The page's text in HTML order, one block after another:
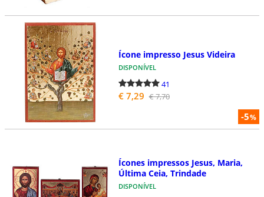
-5%
Ícone impresso Jesus Videira
DISPONÍVEL
41
€ 7,29 € 7,70
Ícones impressos Jesus, Maria,
Última Ceia, Trindade
DISPONÍVEL